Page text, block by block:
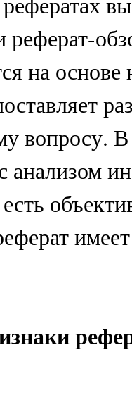
реферат-
на основе
вопросу.
анализом